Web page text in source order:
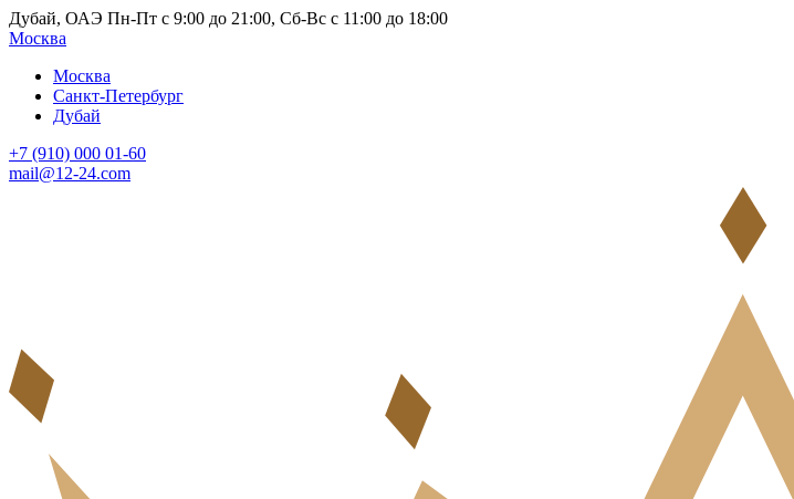
Дубай, ОАЭ Пн-Пт с 9:00 до 21:00, Сб-Вс с 11:00 до 18:00
Москва
Москва
Санкт-Петербург
Дубай
+7 (910) 000 01-60
mail@12-24.com